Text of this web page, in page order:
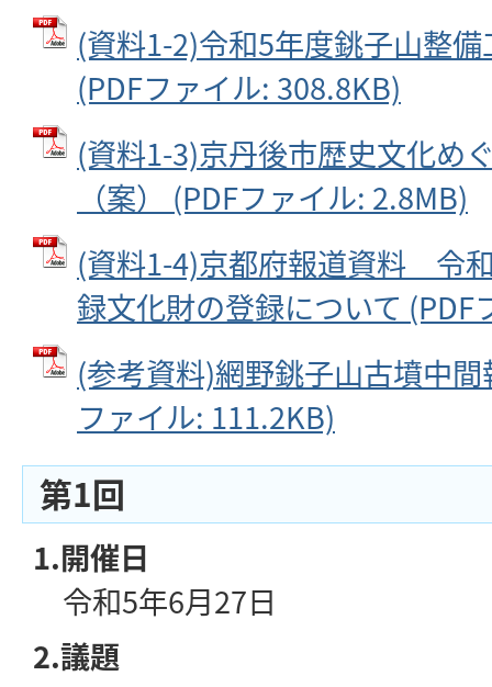
(資料1-2)令和5年度銚子山整
(PDFファイル: 308.8KB)
(資料1-3)京丹後市歴史文化
（案） (PDFファイル: 2.8MB)
(資料1-4)京都府報道資料 令
録文化財の登録について (PDF
(参考資料)網野銚子山古墳中
ファイル: 111.2KB)
第1回
1.開催日
令和5年6月27日
2.議題